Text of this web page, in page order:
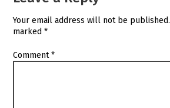
Your email address will not be published.
marked*
Comment*